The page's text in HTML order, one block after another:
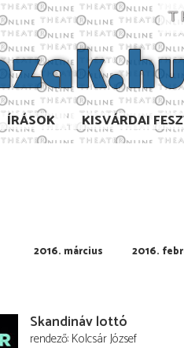
ÍRÁSOK KISVÁRDAI
2016. március 2016.
Skandináv lottó
rendező Kolcsár József